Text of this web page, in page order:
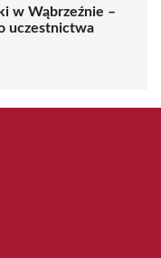
w Wąbrzeźnie –
uczestnictwa